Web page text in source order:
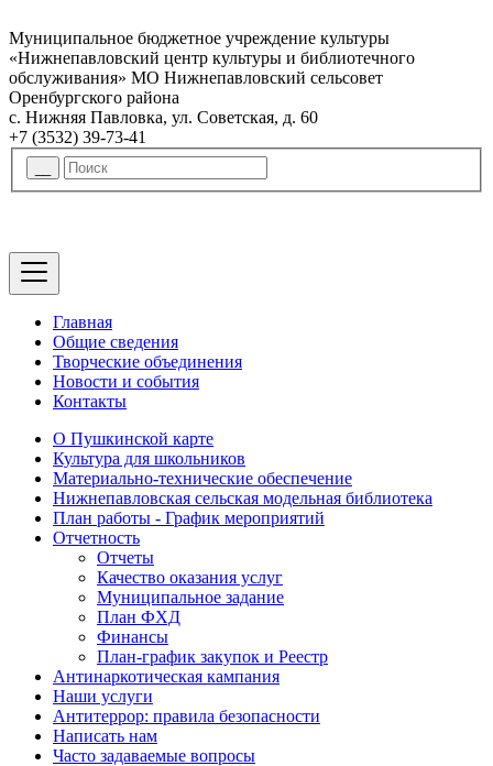
Муниципальное бюджетное учреждение культуры
«Нижнепавловский центр культуры и библиотечного
обслуживания» МО Нижнепавловский сельсовет
Оренбургского района
с. Нижняя Павловка, ул. Советская, д. 60
+7 (3532) 39-73-41
Главная
Общие сведения
Творческие объединения
Новости и события
Контакты
О Пушкинской карте
Культура для школьников
Материально-технические обеспечение
Нижнепавловская сельская модельная библиотека
План работы - График мероприятий
Отчетность
Отчеты
Качество оказания услуг
Муниципальное задание
План ФХД
Финансы
План-график закупок и Реестр
Антинаркотическая кампания
Наши услуги
Антитеррор: правила безопасности
Написать нам
Часто задаваемые вопросы